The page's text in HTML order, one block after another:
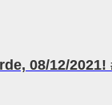
08/12/